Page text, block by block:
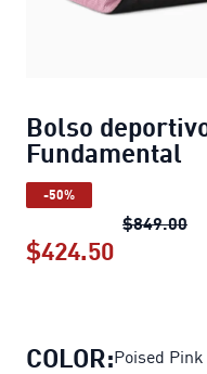
Bolso
Fundamental
-50%
$849.00
$424.50
COLOR:Poised Pink